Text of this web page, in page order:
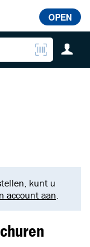
kunt u
account aan.
OPEN